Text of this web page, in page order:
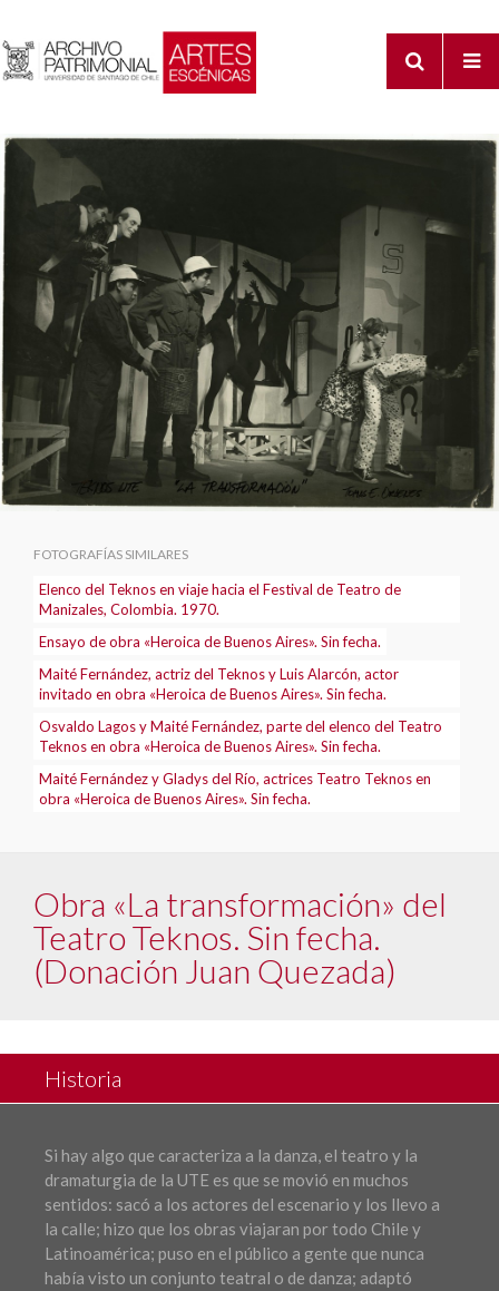
FOTOGRAFÍAS SIMILARES
Elenco del Teknos en viaje hacia el Festival de Teatro de
Manizales, Colombia. 1970.
Ensayo de obra «Heroica de Buenos Aires». Sin fecha.
Maité Fernández, actriz del Teknos y Luis Alarcón, actor
invitado en obra «Heroica de Buenos Aires». Sin fecha.
Osvaldo Lagos y Maité Fernández, parte del elenco del Teatro
Teknos en obra «Heroica de Buenos Aires». Sin fecha.
Maité Fernández y Gladys del Río, actrices Teatro Teknos en
obra «Heroica de Buenos Aires». Sin fecha.
Obra «La transformación» del
Teatro Teknos. Sin fecha.
(Donación Juan Quezada)
Historia
Si hay algo que caracteriza a la danza, el teatro y la
dramaturgia de la UTE es que se movió en muchos
sentidos: sacó a los actores del escenario y los llevo a
la calle; hizo que los obras viajaran por todo Chile y
Latinoamérica; puso en el público a gente que nunca
había visto un conjunto teatral o de danza; adaptó